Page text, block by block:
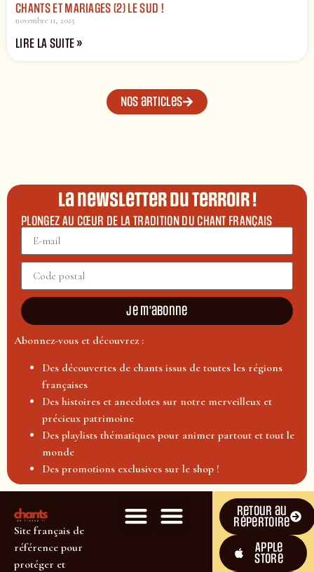
CHANTS ET MARIAGES (2) LE SUD !
novembre 11, 2025
LIRE LA SUITE »
Nos articles
La newsletter du terroir !
PLONGEZ AU CŒUR DE LA TRADITION DU CHANT FRANÇAIS
Je m'abonne
Abonnez-vous et découvrez :
Des découvertes de chants issus de toutes les régions
françaises
Des histoires et anecdotes sur notre merveilleux et
précieux patrimoine
Des playlists thématiques pour animer partout et tout le
monde
Des promotions exclusives sur le shop !
Site français de
référence pour
protéger et
Retour au
répertoire
Apple
Store